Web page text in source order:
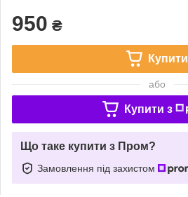
950 ₴
Купити
або
Купити з
Що таке купити з Пром?
Замовлення під захистом